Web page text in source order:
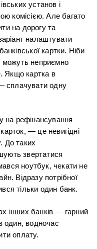
установ і
комісією. Але багато
на дорогу та
налаштувати
картки. Ніби
можуть неприємно
Якщо картка в
— сплачувати одну
на рефінансування
— це невигідні
До таких
звертатися
ноутбук, чекати не
Відразу потрібної
тільки один банк.
інших банків — гарний
один, водночас
оплату.